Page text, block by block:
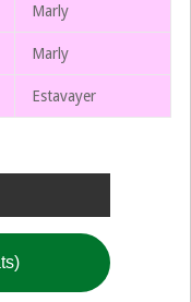
Marly
Marly
Estavayer